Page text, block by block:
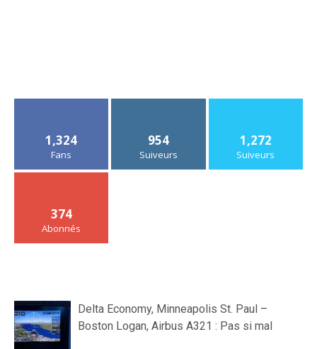
1,324
Fans
954
Suiveurs
1,272
Suiveurs
374
Abonnés
Delta Economy, Minneapolis St. Paul –
Boston Logan, Airbus A321 : Pas si mal